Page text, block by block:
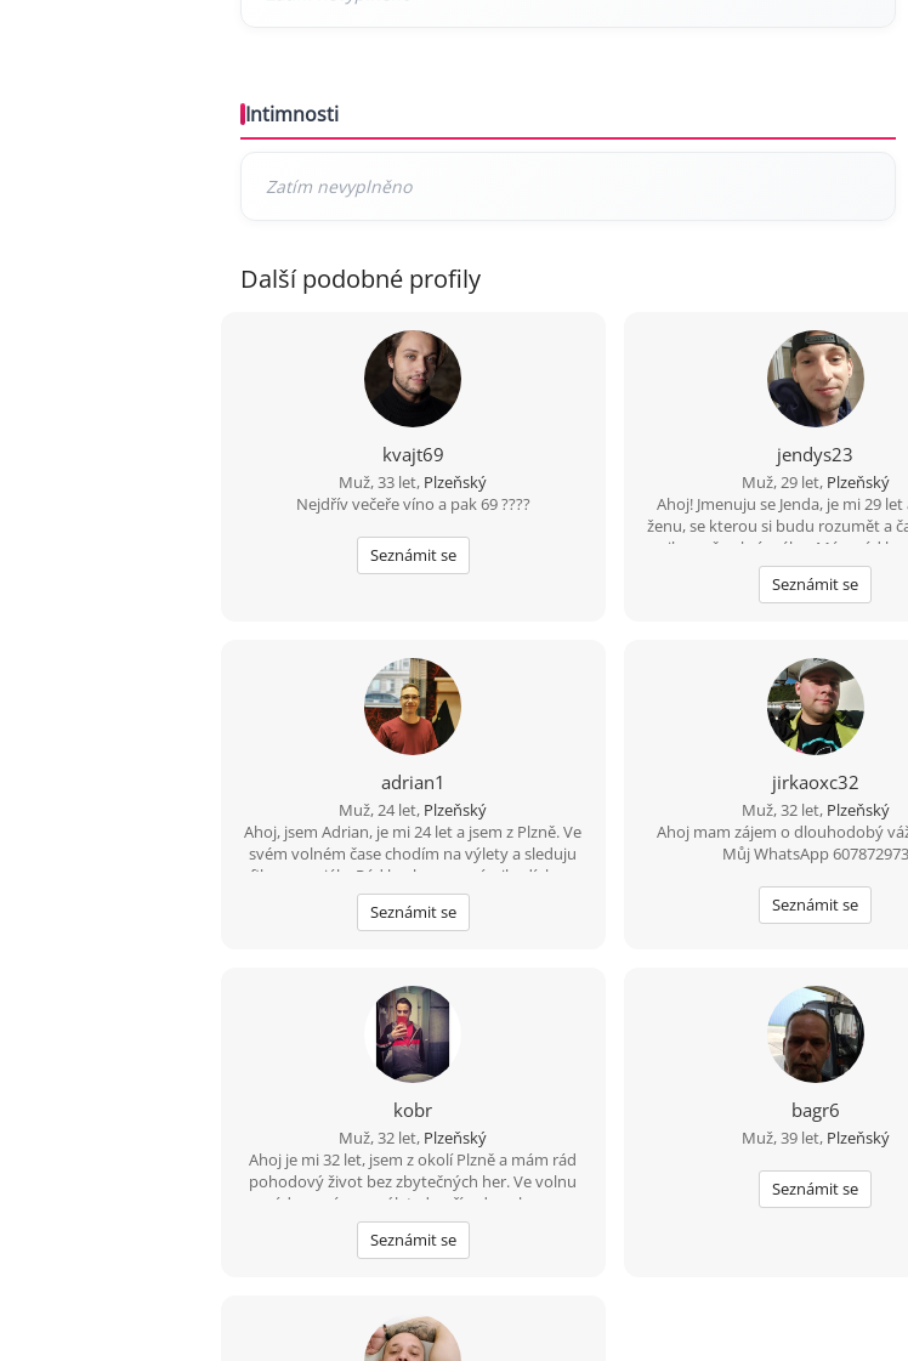
Intimnosti
Další podobné profily
kvajt69
Muž, 33 let, Plzeňský
Nejdřív večeře víno a pak 69 ????
Seznámit se
jendys23
Muž, 29 let, Plzeňský
Ahoj! Jmenuju se Jenda, je mi 29
ženu, se kterou si budu rozumět a
vznikne něco krásného. Mám rád
upřímnost a smysl pro humor.
dokonalost, ale někoho, kdo je sám
zážitky a věříš, že nejlepší vztahy
obyčejnou zprávou, budu rád, když
Seznámit se
adrian1
Muž, 24 let, Plzeňský
Ahoj, jsem Adrian, je mi 24 let a jsem z Plzně. Ve
svém volném čase chodím na výlety a sleduju
filmy a seriály. Rád bych se seznámil s dívkou,
která by se mnou chodila na poznávačky po
památkách a do přírody. Hledám vztah.
Seznámit se
jirkaoxc32
Muž, 32 let, Plzeňský
Ahoj mam zájem o dlouhodobý
Můj WhatsApp 607872973
Seznámit se
kobr
Muž, 32 let, Plzeňský
Ahoj je mi 32 let, jsem z okolí Plzně a mám rád
pohodový život bez zbytečných her. Ve volnu
rád vyrazím na výlet, do přírody nebo na
procházku. Hledám sympatickou ženu, která ví,
co chce, a chtěla by časem hezký vztah.
Seznámit se
bagr6
Muž, 39 let, Plzeňský
Seznámit se